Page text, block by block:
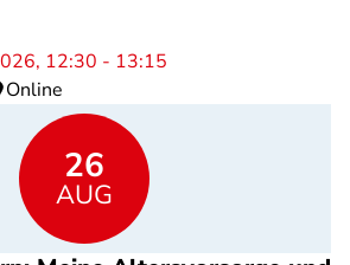
12:30 - 13:15
Online
26
AUG